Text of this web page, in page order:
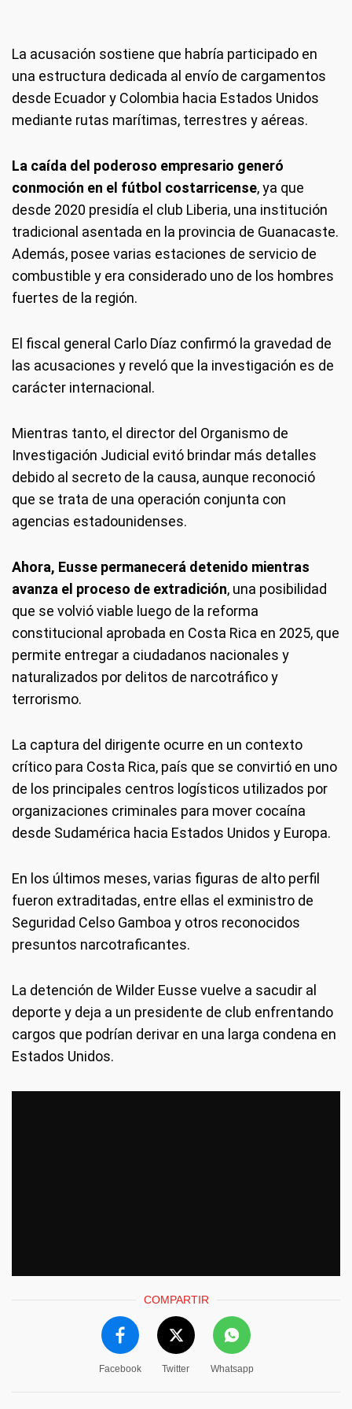
La acusación sostiene que habría participado en
una estructura dedicada al envío de cargamentos
desde Ecuador y Colombia hacia Estados Unidos
mediante rutas marítimas, terrestres y aéreas.
La caída del poderoso empresario generó
conmoción en el fútbol costarricense, ya que
desde 2020 presidía el club Liberia, una institución
tradicional asentada en la provincia de Guanacaste.
Además, posee varias estaciones de servicio de
combustible y era considerado uno de los hombres
fuertes de la región.
El fiscal general Carlo Díaz confirmó la gravedad de
las acusaciones y reveló que la investigación es de
carácter internacional.
Mientras tanto, el director del Organismo de
Investigación Judicial evitó brindar más detalles
debido al secreto de la causa, aunque reconoció
que se trata de una operación conjunta con
agencias estadounidenses.
Ahora, Eusse permanecerá detenido mientras
avanza el proceso de extradición, una posibilidad
que se volvió viable luego de la reforma
constitucional aprobada en Costa Rica en 2025, que
permite entregar a ciudadanos nacionales y
naturalizados por delitos de narcotráfico y
terrorismo.
La captura del dirigente ocurre en un contexto
crítico para Costa Rica, país que se convirtió en uno
de los principales centros logísticos utilizados por
organizaciones criminales para mover cocaína
desde Sudamérica hacia Estados Unidos y Europa.
En los últimos meses, varias figuras de alto perfil
fueron extraditadas, entre ellas el exministro de
Seguridad Celso Gamboa y otros reconocidos
presuntos narcotraficantes.
La detención de Wilder Eusse vuelve a sacudir al
deporte y deja a un presidente de club enfrentando
cargos que podrían derivar en una larga condena en
Estados Unidos.
COMPARTIR
Facebook Twitter Whatsapp